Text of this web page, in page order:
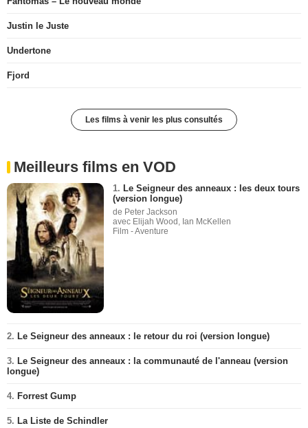
Justin le Juste
Undertone
Fjord
Les films à venir les plus consultés
Meilleurs films en VOD
1. Le Seigneur des anneaux : les deux tours
(version longue)
de Peter Jackson
avec Elijah Wood, Ian McKellen
Film - Aventure
2. Le Seigneur des anneaux : le retour du roi (version longue)
3. Le Seigneur des anneaux : la communauté de l'anneau (version
longue)
4. Forrest Gump
5. La Liste de Schindler